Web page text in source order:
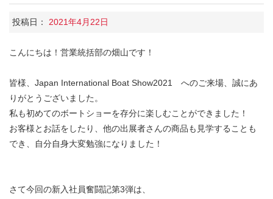
投稿日： 2021年4月22日
こんにちは！営業統括部の畑山です！
皆様、Japan International Boat Show2021 へのご来場、誠にあ
りがとうございました。
私も初めてのボートショーを存分に楽しむことができました！
お客様とお話をしたり、他の出展者さんの商品も見学することも
でき、自分自身大変勉強になりました！
さて今回の新入社員奮闘記第3弾は、